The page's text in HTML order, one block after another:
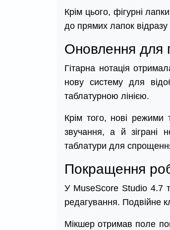
Крім цього, фігурні
до прямих лапок
Оновлення для
Гітарна нотація
нову систему для
таблатурною лінією.
Крім того, нові режими
звучання, а й зіграні
таблатури для
Покращення
У MuseScore Studio 4.7
редагування. Подвійне
Мікшер отримав поле